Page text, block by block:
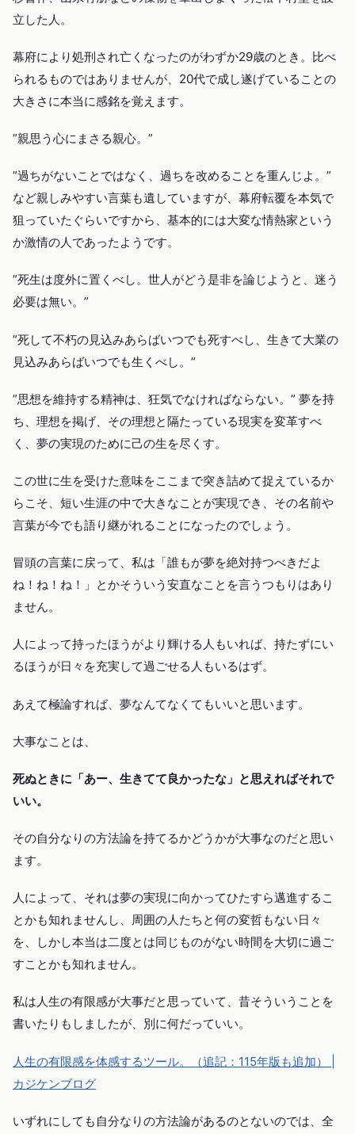
立した人。
幕府により処刑され亡くなったのがわずか29歳のとき。比べ
られるものではありませんが、20代で成し遂げていることの
大きさに本当に感銘を覚えます。
”親思う心にまさる親心。”
”過ちがないことではなく、過ちを改めることを重んじよ。”
など親しみやすい言葉も遺していますが、幕府転覆を本気で
狙っていたぐらいですから、基本的には大変な情熱家という
か激情の人であったようです。
”死生は度外に置くべし。世人がどう是非を論じようと、迷う
必要は無い。”
”死して不朽の見込みあらばいつでも死すべし、生きて大業の
見込みあらばいつでも生くべし。”
”思想を維持する精神は、狂気でなければならない。” 夢を持
ち、理想を掲げ、その理想と隔たっている現実を変革すべ
く、夢の実現のために己の生を尽くす。
この世に生を受けた意味をここまで突き詰めて捉えているか
らこそ、短い生涯の中で大きなことが実現でき、その名前や
言葉が今でも語り継がれることになったのでしょう。
冒頭の言葉に戻って、私は「誰もが夢を絶対持つべきだよ
ね！ね！ね！」とかそういう安直なことを言うつもりはあり
ません。
人によって持ったほうがより輝ける人もいれば、持たずにい
るほうが日々を充実して過ごせる人もいるはず。
あえて極論すれば、夢なんてなくてもいいと思います。
大事なことは、
死ぬときに「あー、生きてて良かったな」と思えればそれで
いい。
その自分なりの方法論を持てるかどうかが大事なのだと思い
ます。
人によって、それは夢の実現に向かってひたすら邁進するこ
とかも知れませんし、周囲の人たちと何の変哲もない日々
を、しかし本当は二度とは同じものがない時間を大切に過ご
すことかも知れません。
私は人生の有限感が大事だと思っていて、昔そういうことを
書いたりもしましたが、別に何だっていい。
人生の有限感を体感するツール。（追記：115年版も追加） |
カジケンブログ
いずれにしても自分なりの方法論があるのとないのでは、全